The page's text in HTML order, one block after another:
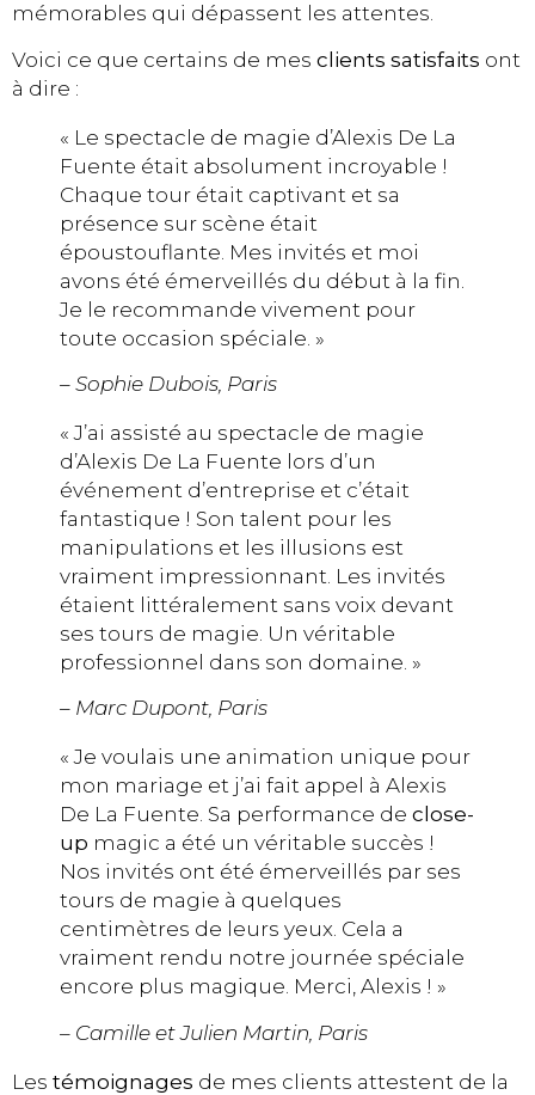
mémorables qui dépassent les attentes.
Voici ce que certains de mes clients satisfaits ont
à dire :
« Le spectacle de magie d’Alexis De La
Fuente était absolument incroyable !
Chaque tour était captivant et sa
présence sur scène était
époustouflante. Mes invités et moi
avons été émerveillés du début à la fin.
Je le recommande vivement pour
toute occasion spéciale. »
– Sophie Dubois, Paris
« J’ai assisté au spectacle de magie
d’Alexis De La Fuente lors d’un
événement d’entreprise et c’était
fantastique ! Son talent pour les
manipulations et les illusions est
vraiment impressionnant. Les invités
étaient littéralement sans voix devant
ses tours de magie. Un véritable
professionnel dans son domaine. »
– Marc Dupont, Paris
« Je voulais une animation unique pour
mon mariage et j’ai fait appel à Alexis
De La Fuente. Sa performance de close-
up magic a été un véritable succès !
Nos invités ont été émerveillés par ses
tours de magie à quelques
centimètres de leurs yeux. Cela a
vraiment rendu notre journée spéciale
encore plus magique. Merci, Alexis ! »
– Camille et Julien Martin, Paris
Les témoignages de mes clients attestent de la